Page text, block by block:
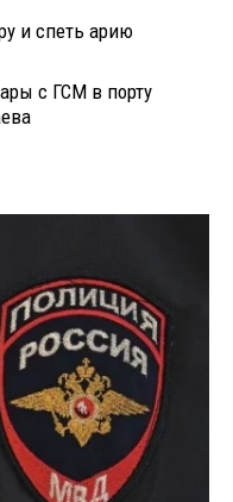
и спеть арию
с ГСМ в порту